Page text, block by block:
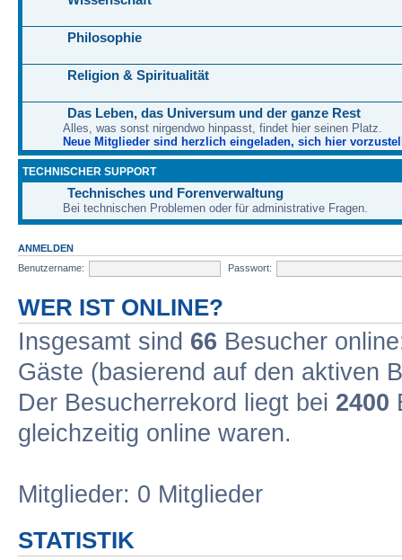
Philosophie
Religion & Spiritualität
Das Leben, das Universum und der ganze Rest
Alles, was sonst nirgendwo hinpasst, findet hier seinen Platz.
Neue Mitglieder sind herzlich eingeladen, sich hier
TECHNISCHER SUPPORT
Technisches und Forenverwaltung
Bei technischen Problemen oder für administrative Fragen.
ANMELDEN
Benutzername:
Passwort:
WER IST ONLINE?
Insgesamt sind 66 Besucher
Gäste (basierend auf den aktiven
Der Besucherrekord liegt bei 2400
gleichzeitig online waren.
Mitglieder: 0 Mitglieder
STATISTIK